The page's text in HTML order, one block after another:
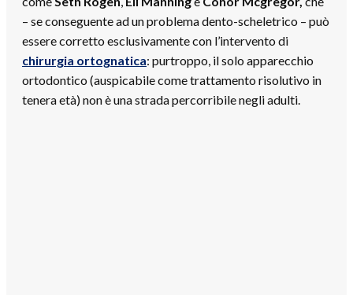
– se conseguente ad un problema dento-scheletrico – può
essere corretto esclusivamente con l’intervento di
chirurgia ortognatica: purtroppo, il solo apparecchio
ortodontico (auspicabile come trattamento risolutivo in
tenera età) non è una strada percorribile negli adulti.